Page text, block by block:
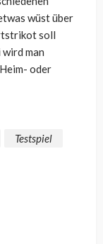
wüst über
soll
wird man
oder
Testspiel